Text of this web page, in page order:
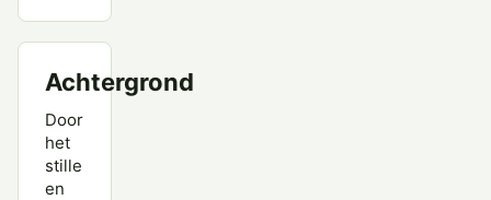
Achtergrond
Door
het
stille
en